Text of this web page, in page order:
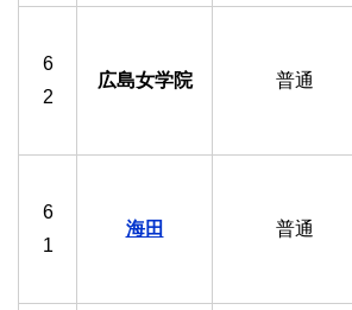
6
2
広島女学院 普通
6
1
海田 普通